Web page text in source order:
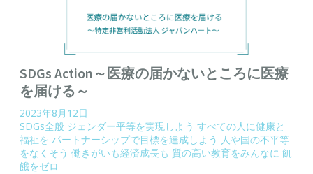
SDGs Action～医療の届かないところに医療
を届ける～
2023年8月12日
SDGs全般 ジェンダー平等を実現しよう すべての人に健康と
福祉を パートナーシップで目標を達成しよう 人や国の不平等
をなくそう 働きがいも経済成長も 質の高い教育をみんなに 飢
餓をゼロ